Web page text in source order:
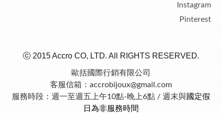
Instagram
Pinterest
ⓒ 2015 Accro CO, LTD. All RIGHTS RESERVED.
歐括國際行銷有限公司
客服信箱：accrobijoux@gmail.com
服務時段：週一至週五上午10點-晚上6點 / 週末與國定假
日為非服務時間